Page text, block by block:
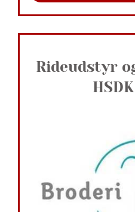
Rideudstyr